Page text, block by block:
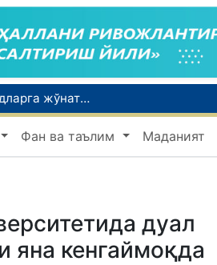
1-синф ўқувчилари учун «Президент совғаси» ҳудудларга жўнатилди
Ucell. Ўзбекистонда кетма-кет учинчи йил энг тезкор мобил интернет
Фан ва таълим Маданият
дуал
яна кенгаймоқда